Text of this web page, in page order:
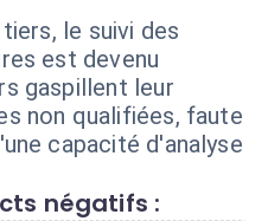
le suivi des
est devenu
gaspillent leur
non qualifiées, faute
capacité d'analyse
négatifs :